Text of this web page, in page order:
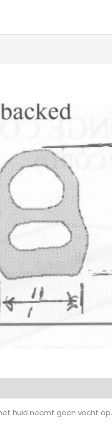
huid neemt geen vocht op.